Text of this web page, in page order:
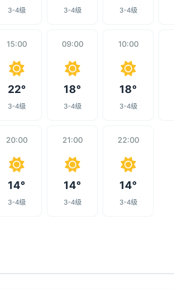
3-4级 3-4级 3-4级
15:00
22°
3-4级
09:00
18°
3-4级
10:00
18°
3-4级
20:00
14°
3-4级
21:00
14°
3-4级
22:00
14°
3-4级